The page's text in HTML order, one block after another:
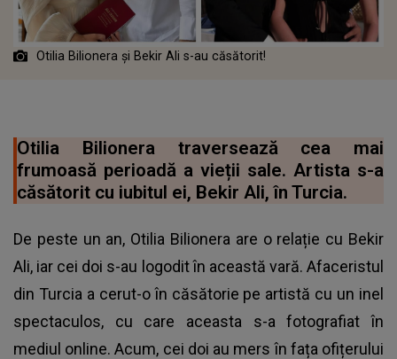
Otilia Bilionera și Bekir Ali s-au căsătorit!
Otilia Bilionera traversează cea mai
frumoasă perioadă a vieții sale. Artista s-a
căsătorit cu iubitul ei, Bekir Ali, în Turcia.
De peste un an, Otilia Bilionera are o relație cu Bekir
Ali, iar cei doi s-au logodit în această vară. Afaceristul
din Turcia a cerut-o în căsătorie pe artistă cu un inel
spectaculos, cu care aceasta s-a fotografiat în
mediul online. Acum, cei doi au mers în fața ofițerului